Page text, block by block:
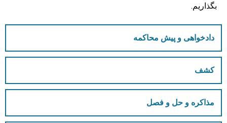
بگذاریم.
دادخواهی و پیش محاکمه
کشف
مذاکره و حل و فصل